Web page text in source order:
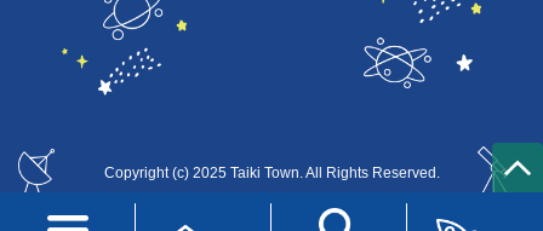
Copyright (c) 2025 Taiki Town. All Rights Reserved.